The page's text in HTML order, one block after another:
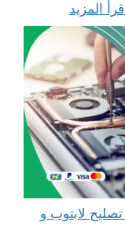
اقرأ المزيد
مهندس كمبيوتر الضباعية 65511033 تصليح لابتوب و